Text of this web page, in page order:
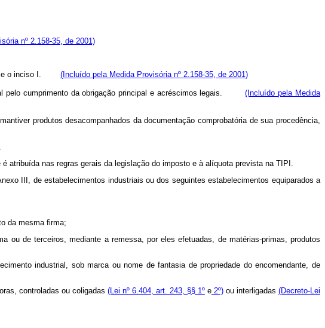
nº 2.158-35, de 2001)
o inciso I.
(Incluído pela Medida Provisória nº 2.158-35, de 2001)
pelo cumprimento da obrigação principal e acréscimos legais.(Incluído pela Medida
produtos desacompanhados da documentação comprobatória de sua procedência,
nas regras gerais da legislação do imposto e à alíquota prevista na TIPI.
III, de estabelecimentos industriais ou dos seguintes estabelecimentos equiparados a
da mesma firma;
ou de terceiros, mediante a remessa, por eles efetuadas, de matérias-primas, produtos
industrial, sob marca ou nome de fantasia de propriedade do encomendante, de
controladas ou coligadas (Lei nº 6.404, art. 243, §§ 1ºe2º)ou interligadas (Decreto-Lei